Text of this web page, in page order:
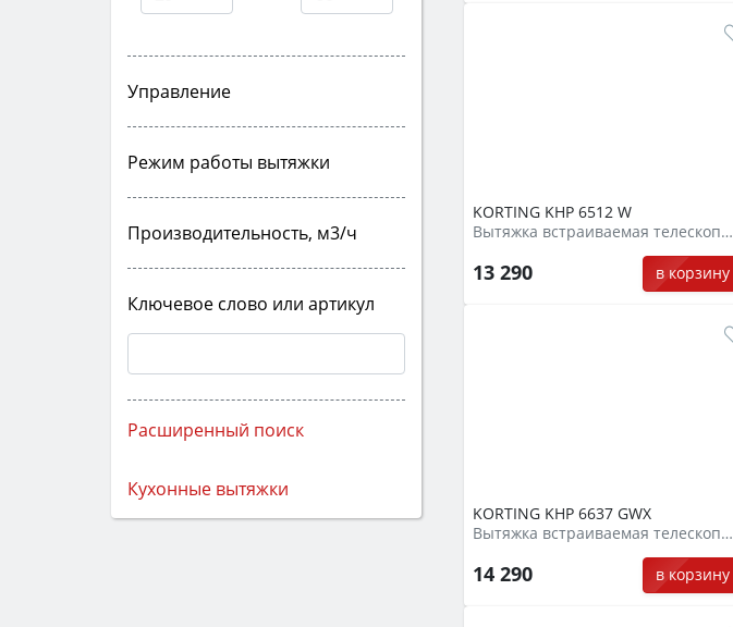
KORTING KHP 6512 W
Вытяжка встраиваемая телескопическая
13 290 в корзину
KORTING KHP 6637 GWX
Вытяжка встраиваемая телескопическая
14 290 в корзину
Управление
Режим работы вытяжки
Производительность, м3/ч
Ключевое слово или артикул
Расширенный поиск
Кухонные вытяжки